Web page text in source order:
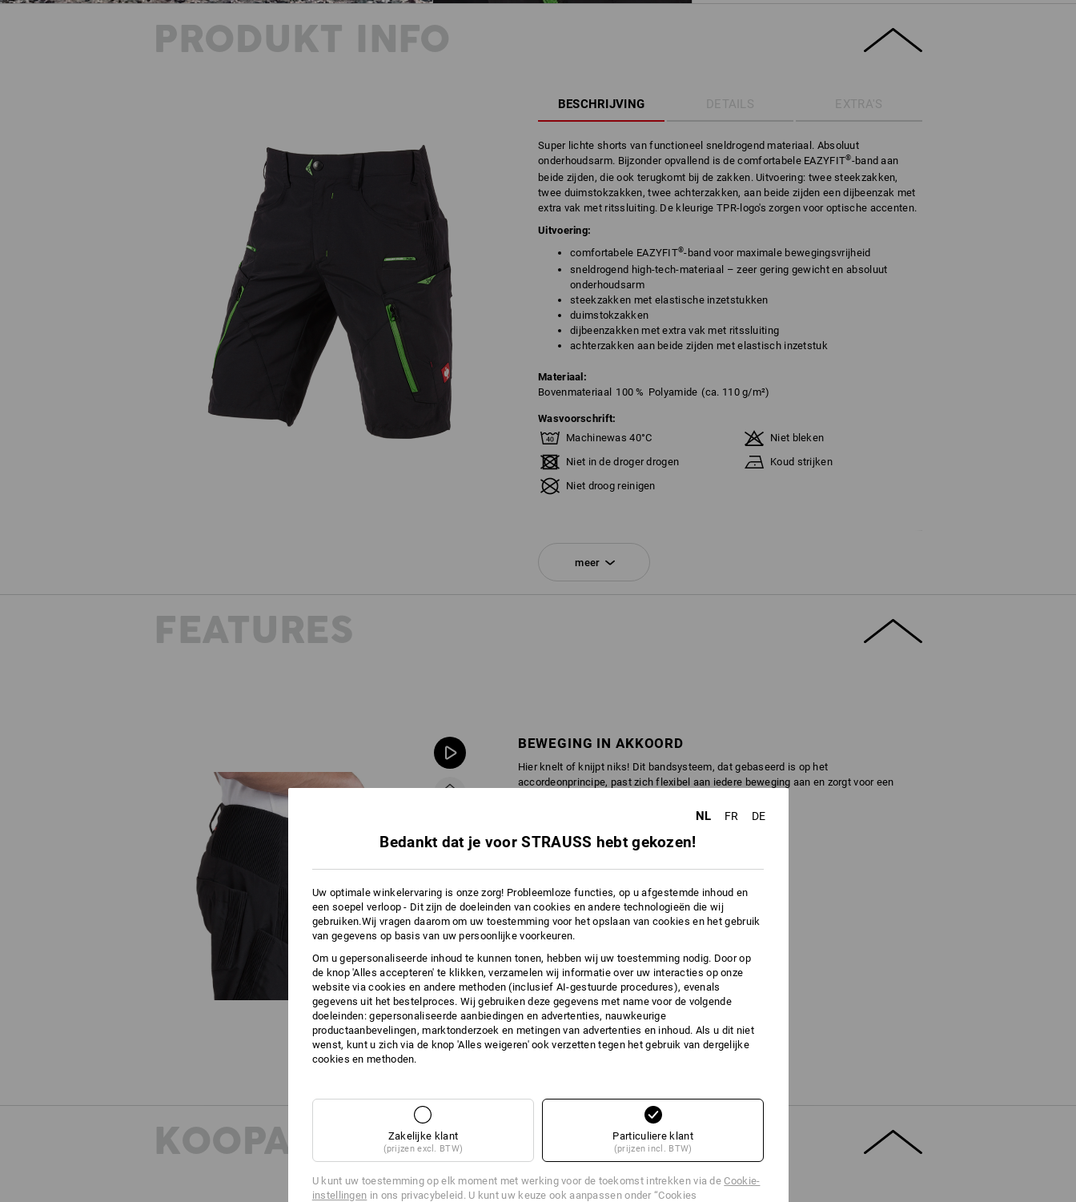
PRODUKT INFO
BESCHRIJVING DETAILS EXTRA'S
Super lichte shorts van functioneel sneldrogend materiaal. Absoluut
onderhoudsarm. Bijzonder opvallend is de comfortabele EAZYFIT®-band aan
beide zijden, die ook terugkomt bij de zakken. Uitvoering: twee steekzakken,
twee duimstokzakken, twee achterzakken, aan beide zijden een dijbeenzak met
extra vak met ritssluiting. De kleurige TPR-logo's zorgen voor optische accenten.
Uitvoering:
comfortabele EAZYFIT®-band voor maximale bewegingsvrijheid
sneldrogend high-tech-materiaal – zeer gering gewicht en absoluut
onderhoudsarm
steekzakken met elastische inzetstukken
duimstokzakken
dijbeenzakken met extra vak met ritssluiting
achterzakken aan beide zijden met elastisch inzetstuk
Materiaal:
Bovenmateriaal 100 % Polyamide (ca. 110 g/m²)
Wasvoorschrift:
Machinewas 40°C
Niet bleken
Niet in de droger drogen
Koud strijken
Niet droog reinigen
!!! Seizoensartikel !!! Levering zolang de voorraad strekt !!!
meer
FEATURES
BEWEGING IN AKKOORD
Hier knelt of knijpt niks! Dit bandsysteem, dat gebaseerd is op het
accordeonprincipe, past zich flexibel aan iedere beweging aan en zorgt voor een
KOOPADVIES
NL FR DE
Bedankt dat je voor STRAUSS hebt gekozen!
Uw optimale winkelervaring is onze zorg! Probleemloze functies, op u afgestemde inhoud en
een soepel verloop - Dit zijn de doeleinden van cookies en andere technologieën die wij
gebruiken.Wij vragen daarom om uw toestemming voor het opslaan van cookies en het gebruik
van gegevens op basis van uw persoonlijke voorkeuren.
Om u gepersonaliseerde inhoud te kunnen tonen, hebben wij uw toestemming nodig. Door op
de knop 'Alles accepteren' te klikken, verzamelen wij informatie over uw interacties op onze
website via cookies en andere methoden (inclusief AI-gestuurde procedures), evenals
gegevens uit het bestelproces. Wij gebruiken deze gegevens met name voor de volgende
doeleinden: gepersonaliseerde aanbiedingen en advertenties, nauwkeurige
productaanbevelingen, marktonderzoek en metingen van advertenties en inhoud. Als u dit niet
wenst, kunt u zich via de knop 'Alles weigeren' ook verzetten tegen het gebruik van dergelijke
cookies en methoden.
Zakelijke klant
(prijzen excl. BTW)
Particuliere klant
(prijzen incl. BTW)
U kunt uw toestemming op elk moment met werking voor de toekomst intrekken via deCookie-
instellingen in ons privacybeleid. U kunt uw keuze ook aanpassen onder “Cookies